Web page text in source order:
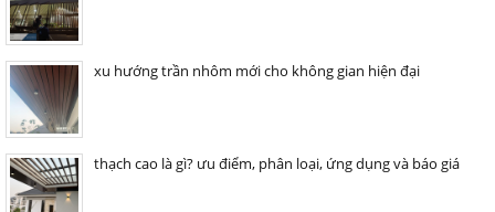
xu hướng trần nhôm mới cho không gian hiện đại
thạch cao là gì? ưu điểm, phân loại, ứng dụng và báo giá